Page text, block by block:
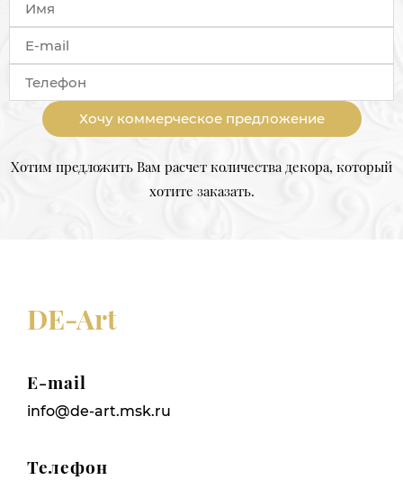
Хочу коммерческое предложение
Хотим предложить Вам расчет количества декора, который
хотите заказать.
DE-Art
E-mail
info@de-art.msk.ru
Телефон